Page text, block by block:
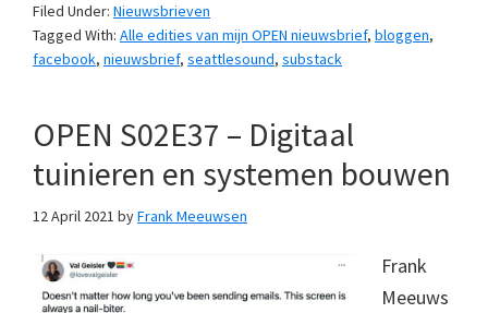
Filed Under: Nieuwsbrieven
Tagged With: Alle edities van mijn OPEN nieuwsbrief, bloggen,
facebook, nieuwsbrief, seattlesound, substack
OPEN S02E37 – Digitaal
tuinieren en systemen bouwen
12 April 2021 byFrank Meeuwsen
Frank
Meeuws